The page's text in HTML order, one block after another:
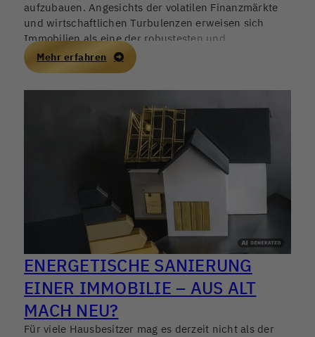
aufzubauen. Angesichts der volatilen Finanzmärkte
und wirtschaftlichen Turbulenzen erweisen sich
Immobilien als eine der robustesten und
ertragreichsten Anlageformen.
Mehr erfahren
ENERGETISCHE SANIERUNG
EINER IMMOBILIE – AUS ALT
MACH NEU?
Für viele Hausbesitzer mag es derzeit nicht als der